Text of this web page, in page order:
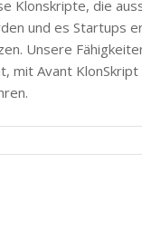
Klonskripte, die
und es Startups
Unsere
mit Avant KlonSkript